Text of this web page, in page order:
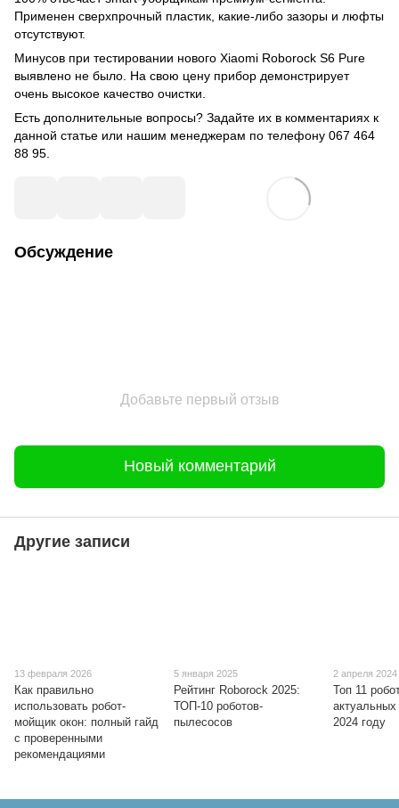
Применен сверхпрочный пластик, какие-либо зазоры и люфты
отсутствуют.
Минусов при тестировании нового Xiaomi Roborock S6 Pure
выявлено не было. На свою цену прибор демонстрирует
очень высокое качество очистки.
Есть дополнительные вопросы? Задайте их в комментариях к
данной статье или нашим менеджерам по телефону 067 464
88 95.
Обсуждение
Добавьте первый отзыв
Новый комментарий
Другие записи
13 февраля 2026
Как правильно
использовать робот-
мойщик окон: полный гайд
с проверенными
рекомендациями
5 января 2025
Рейтинг Roborock 2025:
ТОП-10 роботов-
пылесосов
2 апреля 2024
Топ 11
2024 году